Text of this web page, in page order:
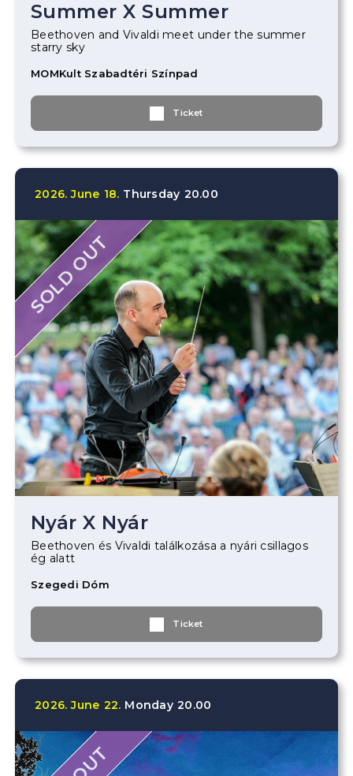
Summer X Summer
Beethoven and Vivaldi meet under the summer
starry sky
MOMKult Szabadtéri Színpad
Ticket
2026. June 18. Thursday 20.00
SOLD OUT
Nyár X Nyár
Beethoven és Vivaldi találkozása a nyári csillagos
ég alatt
Szegedi Dóm
Ticket
2026. June 22. Monday 20.00